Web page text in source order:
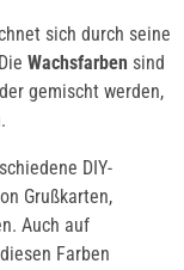
sich durch seine
Wachsfarben sind
gemischt werden,
DIY-
Grußkarten,
Auch auf
Farben